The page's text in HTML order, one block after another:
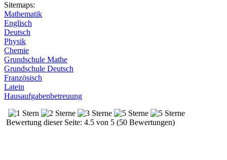
Sitemaps:
Mathematik
Englisch
Deutsch
Physik
Chemie
Grundschule Mathe
Grundschule Deutsch
Französisch
Latein
Hausaufgabenbetreuung
Bewertung dieser Seite: 4.5 von 5 (50 Bewertungen)